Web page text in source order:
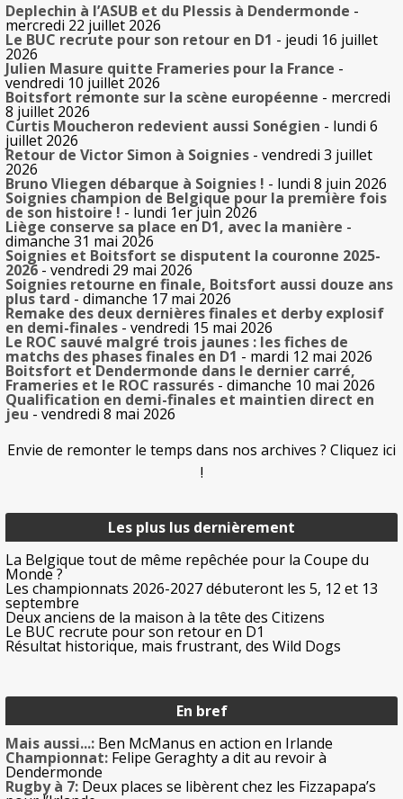
Les plus lus dernièrement
La Belgique tout de même repêchée pour la Coupe du
Monde ?
Les championnats 2026-2027 débuteront les 5, 12 et 13
septembre
Deux anciens de la maison à la tête des Citizens
Le BUC recrute pour son retour en D1
Résultat historique, mais frustrant, des Wild Dogs
Deplechin à l’ASUB et du Plessis à Dendermonde -
mercredi 22 juillet 2026
Le BUC recrute pour son retour en D1 - jeudi 16 juillet
2026
Julien Masure quitte Frameries pour la France -
vendredi 10 juillet 2026
Boitsfort remonte sur la scène européenne - mercredi
8 juillet 2026
Curtis Moucheron redevient aussi Sonégien - lundi 6
juillet 2026
Retour de Victor Simon à Soignies - vendredi 3 juillet
2026
Bruno Vliegen débarque à Soignies ! - lundi 8 juin 2026
Soignies champion de Belgique pour la première fois
de son histoire ! - lundi 1er juin 2026
Liège conserve sa place en D1, avec la manière -
dimanche 31 mai 2026
Soignies et Boitsfort se disputent la couronne 2025-
2026 - vendredi 29 mai 2026
Soignies retourne en finale, Boitsfort aussi douze ans
plus tard - dimanche 17 mai 2026
Remake des deux dernières finales et derby explosif
en demi-finales - vendredi 15 mai 2026
Le ROC sauvé malgré trois jaunes : les fiches de
matchs des phases finales en D1 - mardi 12 mai 2026
Boitsfort et Dendermonde dans le dernier carré,
Frameries et le ROC rassurés - dimanche 10 mai 2026
Qualification en demi-finales et maintien direct en
jeu - vendredi 8 mai 2026
Envie de remonter le temps dans nos archives ? Cliquez ici
!
En bref
Mais aussi...: Ben McManus en action en Irlande
Championnat: Felipe Geraghty a dit au revoir à
Dendermonde
Rugby à 7: Deux places se libèrent chez les Fizzapapa’s